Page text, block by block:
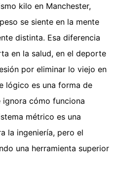
kilo en Manchester,
se siente en la mente
distinta. Esa diferencia
en la salud, en el deporte
por eliminar lo viejo en
lógico es una forma de
cómo funciona
métrico es una
la ingeniería, pero el
una herramienta superior